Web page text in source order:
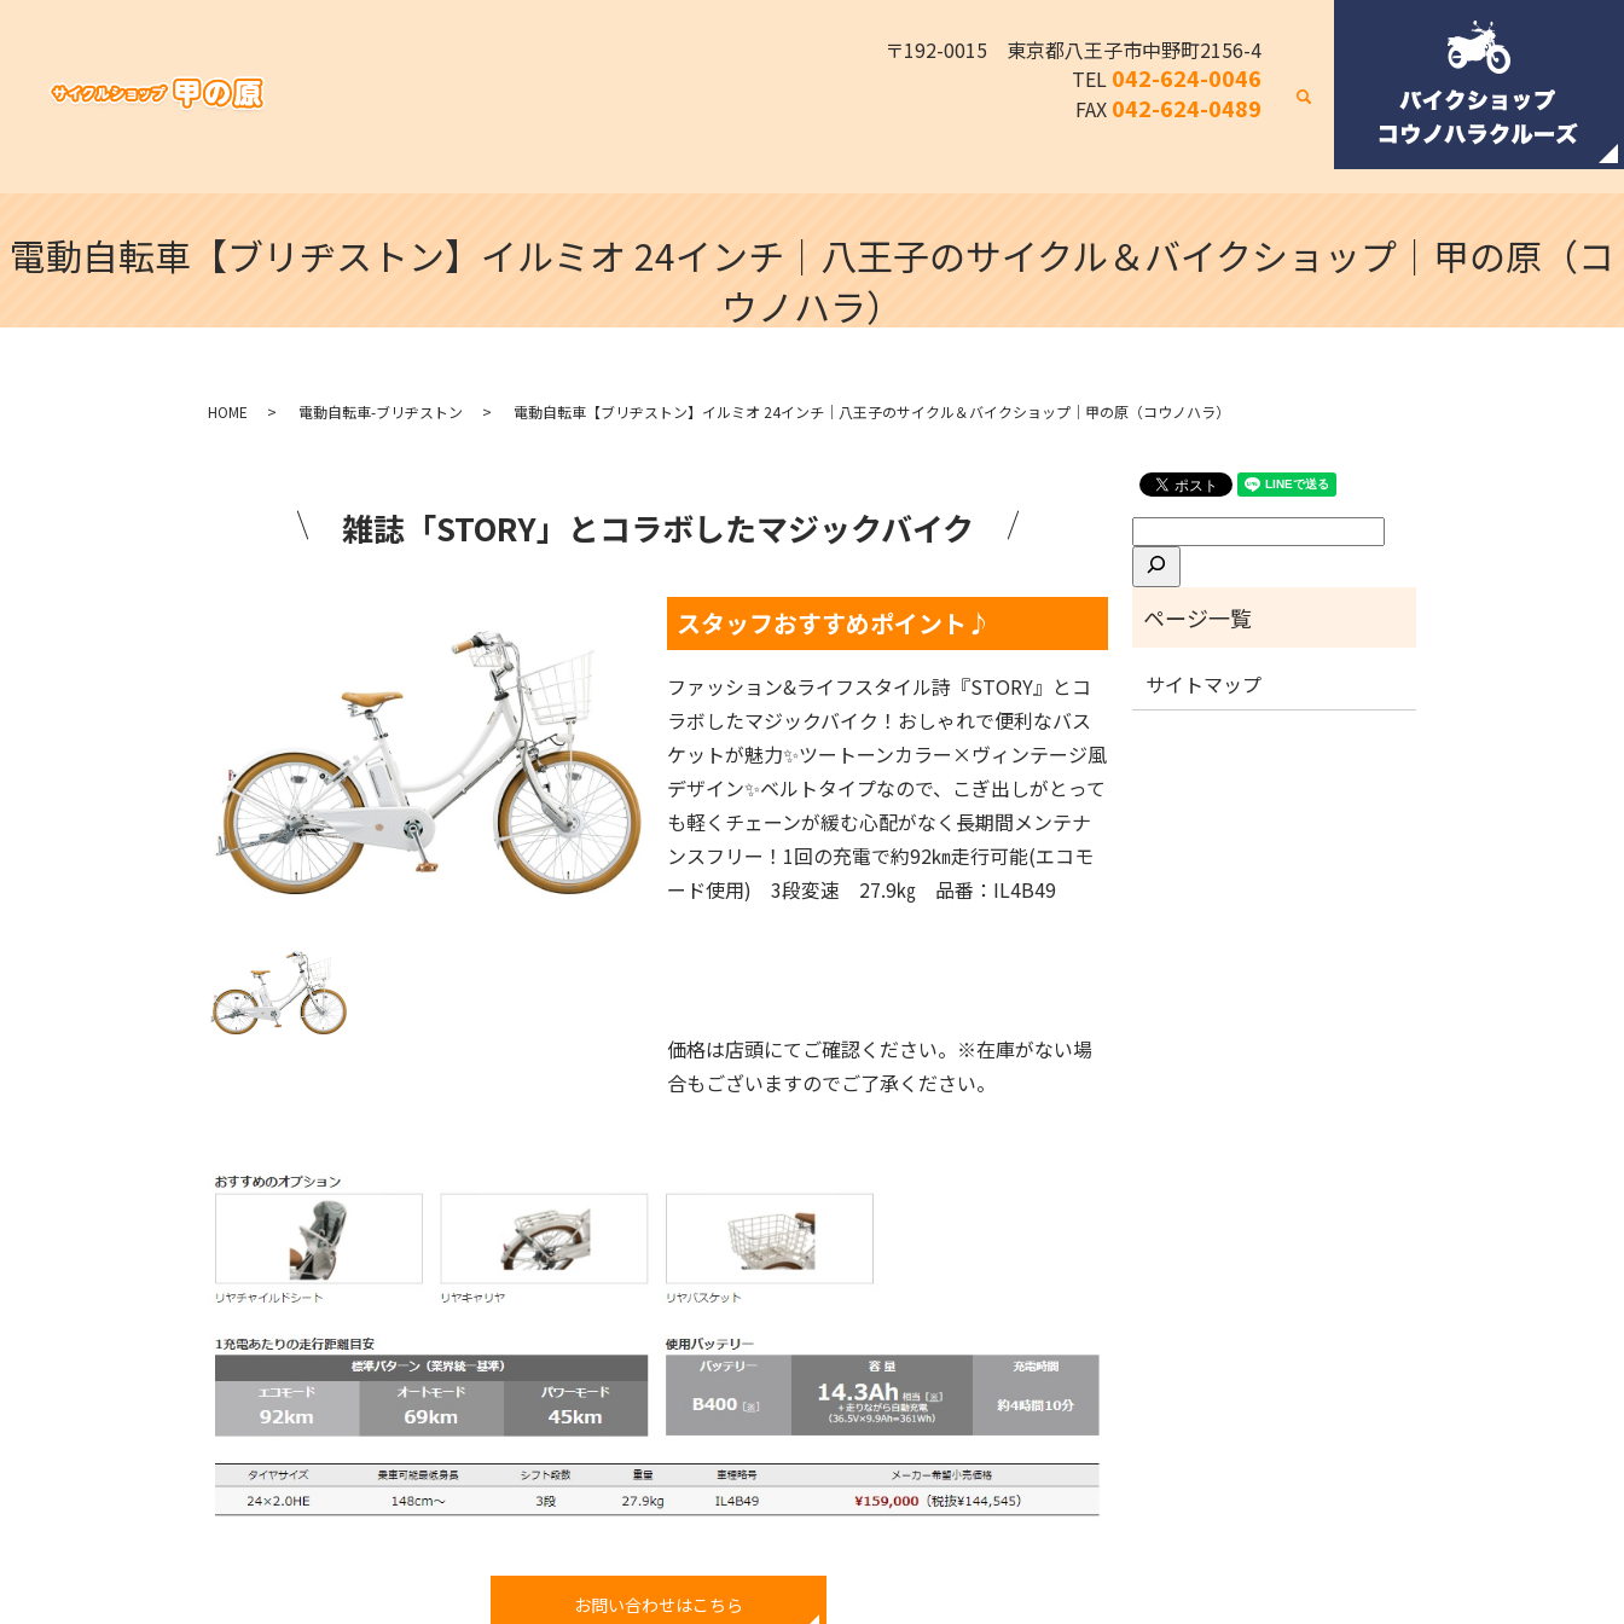
search
〒192-0015 東京都八王子市中野町2156-4
TEL 042-624-0046
FAX 042-624-0489
電動自転車【ブリヂストン】イルミオ 24インチ｜八王子のサイクル＆バイクショップ｜甲の原（コ
ウノハラ）
HOME 電動自転車-ブリヂストン 電動自転車【ブリヂストン】イルミオ 24インチ｜八王子のサイクル＆バイクショップ｜甲の原（コウノハラ）
雑誌「STORY」とコラボしたマジックバイク
スタッフおすすめポイント♪
ファッション&ライフスタイル詩『STORY』とコ
ラボしたマジックバイク！おしゃれで便利なバス
ケットが魅力✨ツートーンカラー×ヴィンテージ風
デザイン✨ベルトタイプなので、こぎ出しがとって
も軽くチェーンが緩む心配がなく長期間メンテナ
ンスフリー！1回の充電で約92㎞走行可能(エコモ
ード使用) 3段変速 27.9㎏ 品番：IL4B49
価格は店頭にてご確認ください。※在庫がない場
合もございますのでご了承ください。
お問い合わせはこちら
検
索
サイトマップ